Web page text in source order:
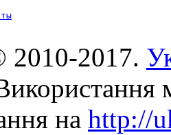
2017.
на http://